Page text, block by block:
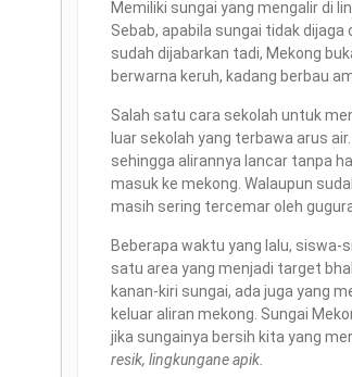
Memiliki sungai yang mengalir di
Sebab, apabila sungai tidak
sudah dijabarkan tadi, Mekong
berwarna keruh, kadang berbau
Salah satu cara sekolah untuk
luar sekolah yang terbawa arus
sehingga alirannya lancar tanpa
masuk ke mekong. Walaupun
masih sering tercemar oleh
Beberapa waktu yang lalu, siswa-
satu area yang menjadi target
kanan-kiri sungai, ada juga yang
keluar aliran mekong. Sungai
jika sungainya bersih kita yang
resik, lingkungane apik.